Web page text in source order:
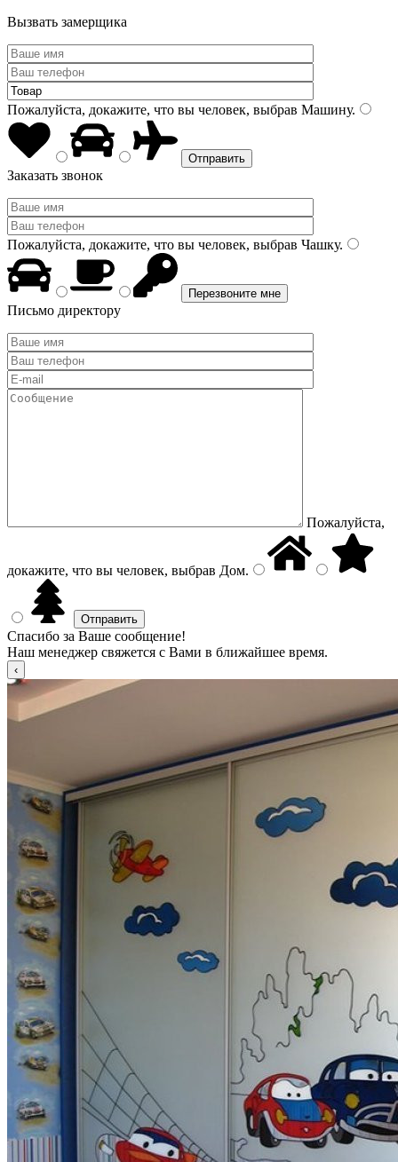
Вызвать замерщика
Пожалуйста, докажите, что вы человек, выбрав Машину.
Заказать звонок
Пожалуйста, докажите, что вы человек, выбрав Чашку.
Письмо директору
Пожалуйста,
докажите, что вы человек, выбрав Дом.
Спасибо за Ваше сообщение!
Наш менеджер свяжется с Вами в ближайшее время.